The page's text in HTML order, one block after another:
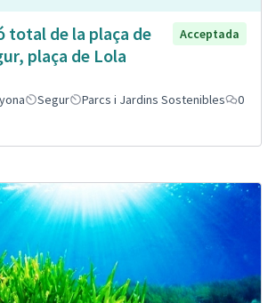
total de la plaça de
plaça de Lola
Acceptada
Segur Parcs i Jardins Sostenibles
0